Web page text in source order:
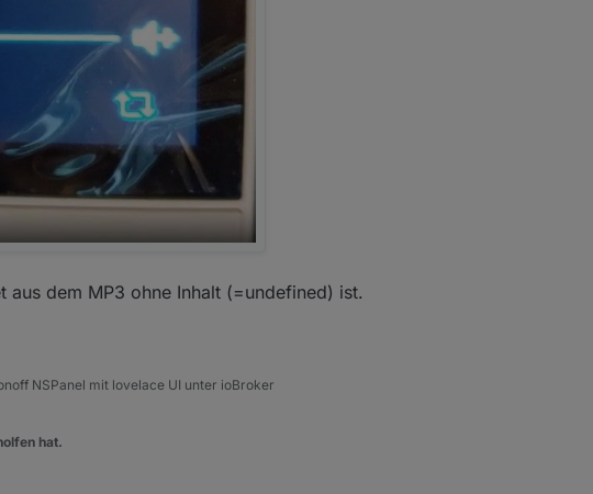
dem MP3 ohne Inhalt (=undefined) ist.
NSPanel mit lovelace UI unter ioBroker
hat.